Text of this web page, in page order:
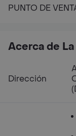
PUNTO DE
Acerca de
Dirección